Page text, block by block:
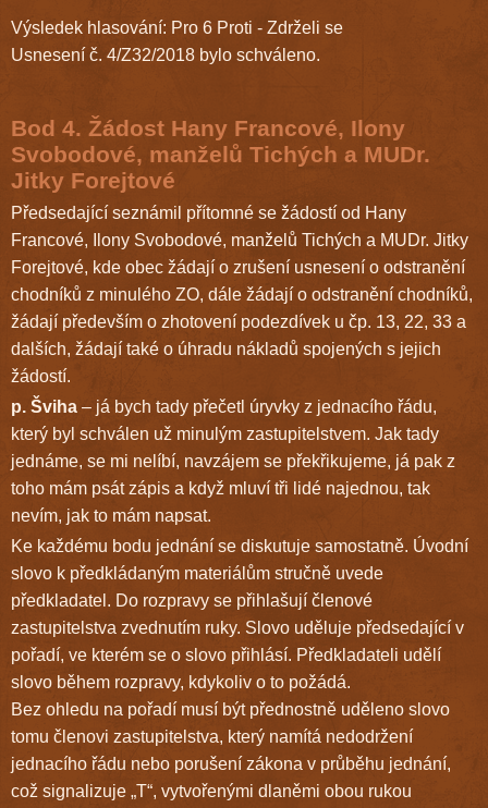
Výsledek hlasování: Pro 6 Proti - Zdrželi se
Usnesení č. 4/Z32/2018 bylo schváleno.
Bod 4. Žádost Hany Francové, Ilony
Svobodové, manželů Tichých a MUDr.
Jitky Forejtové
Předsedající seznámil přítomné se žádostí od Hany
Francové, Ilony Svobodové, manželů Tichých a MUDr. Jitky
Forejtové, kde obec žádají o zrušení usnesení o odstranění
chodníků z minulého ZO, dále žádají o odstranění chodníků,
žádají především o zhotovení podezdívek u čp. 13, 22, 33 a
dalších, žádají také o úhradu nákladů spojených s jejich
žádostí.
p. Šviha – já bych tady přečetl úryvky z jednacího řádu,
který byl schválen už minulým zastupitelstvem. Jak tady
jednáme, se mi nelíbí, navzájem se překřikujeme, já pak z
toho mám psát zápis a když mluví tři lidé najednou, tak
nevím, jak to mám napsat.
Ke každému bodu jednání se diskutuje samostatně. Úvodní
slovo k předkládaným materiálům stručně uvede
předkladatel. Do rozpravy se přihlašují členové
zastupitelstva zvednutím ruky. Slovo uděluje předsedající v
pořadí, ve kterém se o slovo přihlásí. Předkladateli udělí
slovo během rozpravy, kdykoliv o to požádá.
Bez ohledu na pořadí musí být přednostně uděleno slovo
tomu členovi zastupitelstva, který namítá nedodržení
jednacího řádu nebo porušení zákona v průběhu jednání,
což signalizuje „T“, vytvořenými dlaněmi obou rukou